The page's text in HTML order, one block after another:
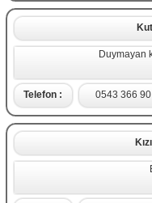
Duymayan
Telefon : 0543 366